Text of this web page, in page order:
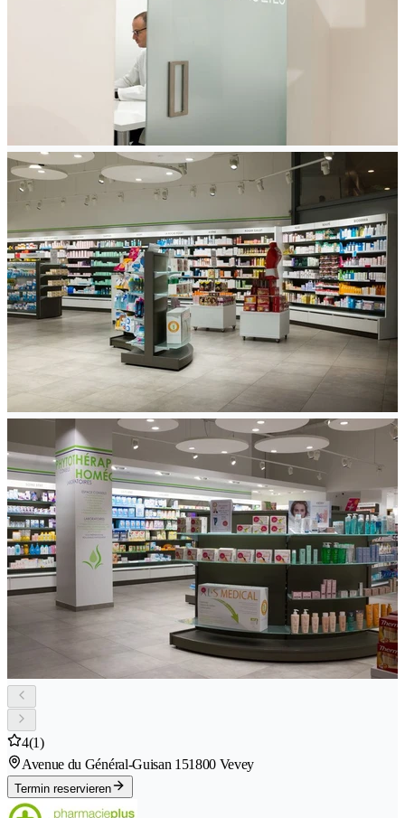
4(1)
Avenue du Général-Guisan 151800 Vevey
Termin reservieren